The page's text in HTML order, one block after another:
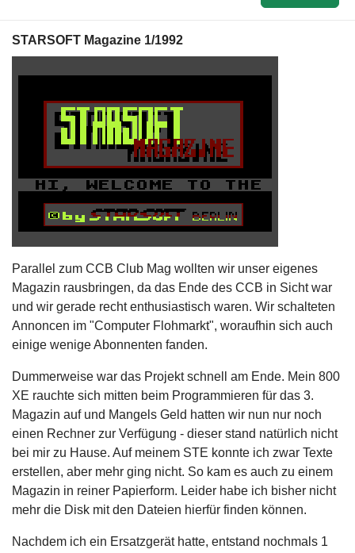
STARSOFT Magazine 1/1992
Parallel zum CCB Club Mag wollten wir unser eigenes
Magazin rausbringen, da das Ende des CCB in Sicht war
und wir gerade recht enthusiastisch waren. Wir schalteten
Annoncen im "Computer Flohmarkt", woraufhin sich auch
einige wenige Abonnenten fanden.
Dummerweise war das Projekt schnell am Ende. Mein 800
XE rauchte sich mitten beim Programmieren für das 3.
Magazin auf und Mangels Geld hatten wir nun nur noch
einen Rechner zur Verfügung - dieser stand natürlich nicht
bei mir zu Hause. Auf meinem STE konnte ich zwar Texte
erstellen, aber mehr ging nicht. So kam es auch zu einem
Magazin in reiner Papierform. Leider habe ich bisher nicht
mehr die Disk mit den Dateien hierfür finden können.
Nachdem ich ein Ersatzgerät hatte, entstand nochmals 1